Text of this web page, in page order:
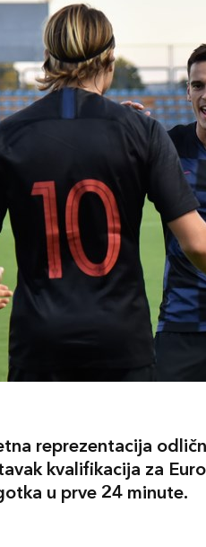
reprezentacija
kvalifikacija za
u prve 24 minute.